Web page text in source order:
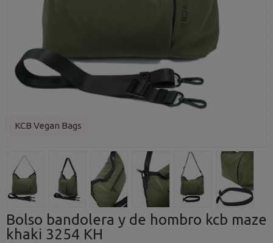
KCB Vegan Bags
Bolso bandolera y de hombro kcb maze
khaki 3254 KH